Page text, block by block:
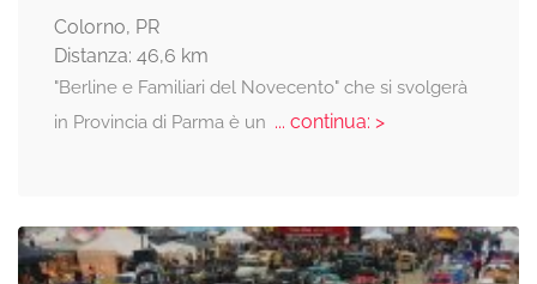
Colorno, PR
Distanza: 46,6 km
"Berline e Familiari del Novecento" che si svolgerà
in Provincia di Parma è un ... continua: >